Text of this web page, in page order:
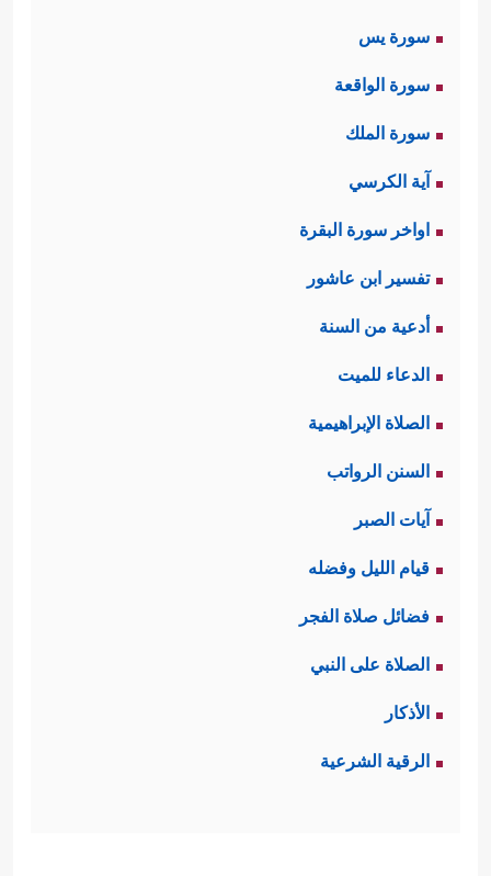
سورة يس
سورة الواقعة
سورة الملك
آية الكرسي
اواخر سورة البقرة
تفسير ابن عاشور
أدعية من السنة
الدعاء للميت
الصلاة الإبراهيمية
السنن الرواتب
آيات الصبر
قيام الليل وفضله
فضائل صلاة الفجر
الصلاة على النبي
الأذكار
الرقية الشرعية